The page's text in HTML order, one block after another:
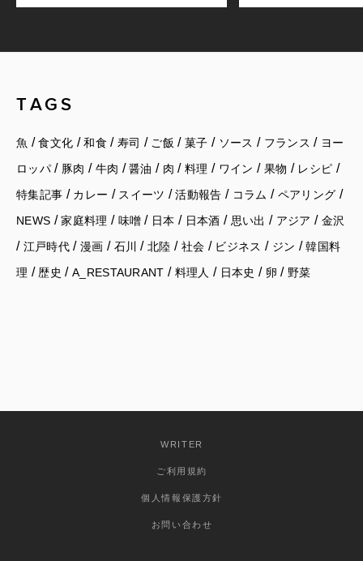
TAGS
魚 /食文化 /和食 / 寿司 / ご飯 /菓子 / ソース / フランス / ヨー
ロッパ/ 豚肉 / 牛肉 /醤油 / 肉 /料理 / ワイン / 果物 / レシピ /
特集記事 / カレー / スイーツ /活動報告 / コラム / ペアリング /
NEWS /家庭料理 / 味噌 / 日本 / 日本酒 / 思い出 / アジア / 金沢
/ 江戸時代/ 漫画 / 石川 /北陸 / 社会 / ビジネス / ジン /韓国料
理 / 歴史 / A_RESTAURANT / 料理人 / 日本史 / 卵 / 野菜
WRITER
ご利用規約
個人情報保護方針
お問い合わせ